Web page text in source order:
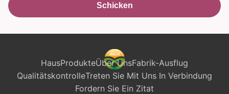
Schicken
HausProdukteÜber UnsFabrik-Ausflug
QualitätskontrolleTreten Sie Mit Uns In Verbindung
Fordern Sie Ein Zitat